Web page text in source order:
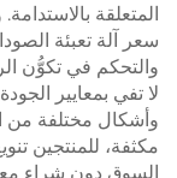
المتعلقة
سعر آلة تعبئة
والتحكم في تكوُّن
لا تفي بمعايير
وأشكال مختلفة من
مكثفة، للمنتجين
السوق دون شراء